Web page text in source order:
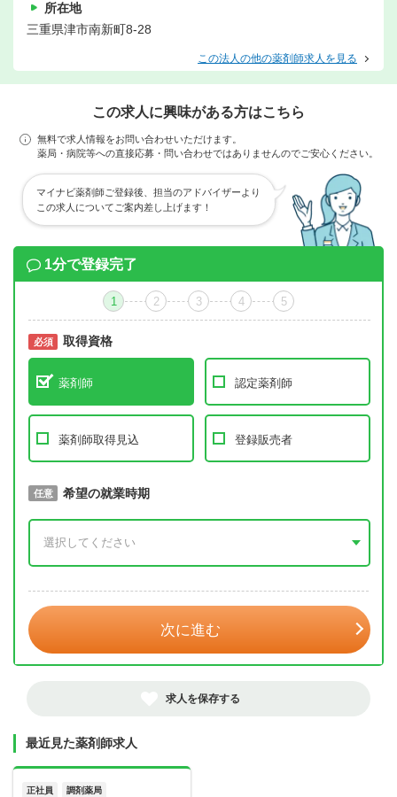
所在地
三重県津市南新町8-28
この法人の他の薬剤師求人を見る
この求人に興味がある方はこちら
無料で求人情報をお問い合わせいただけます。
薬局・病院等への直接応募・問い合わせではありませんのでご安心ください。
マイナビ薬剤師ご登録後、担当のアドバイザーより
この求人についてご案内差し上げます！
1分で登録完了
1 2 3 4 5
必須 取得資格
薬剤師 認定薬剤師
薬剤師取得見込 登録販売者
必須 取得予定年
任意 希望の就業時期
次に進む
求人を保存する
最近見た薬剤師求人
正社員 調剤薬局